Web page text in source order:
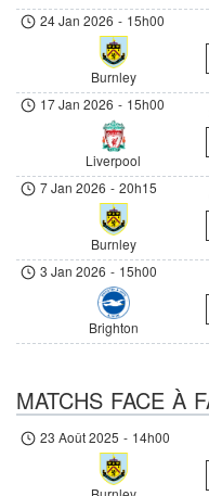
24 Jan 2026 - 15h00
Burnley
17 Jan 2026 - 15h00
Liverpool
7 Jan 2026 - 20h15
Burnley
3 Jan 2026 - 15h00
Brighton
MATCHS FACE À
23 Août 2025 - 14h00